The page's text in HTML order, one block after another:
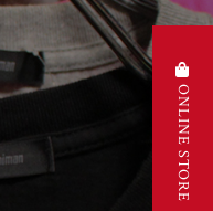
ONLINE STORE